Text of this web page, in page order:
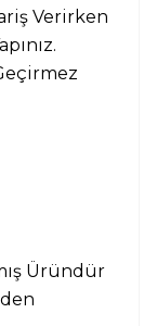
Verirken
Üründür